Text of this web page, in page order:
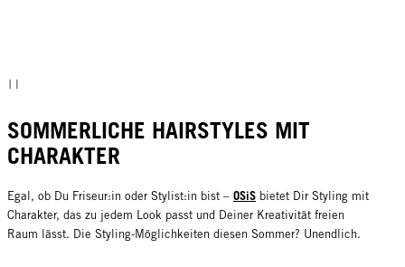
SOMMERLICHE HAIRSTYLES MIT
CHARAKTER
Egal, ob Du Friseur:in oder Stylist:in bist – OSiS bietet Dir Styling mit
Charakter, das zu jedem Look passt und Deiner Kreativität freien
Raum lässt. Die Styling-Möglichkeiten diesen Sommer? Unendlich.